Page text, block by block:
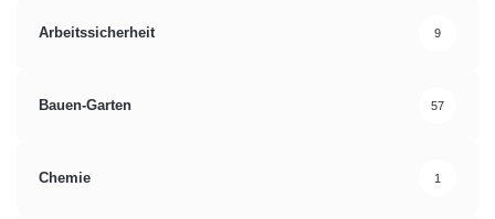
Arbeitssicherheit 9
Bauen-Garten 57
Chemie 1